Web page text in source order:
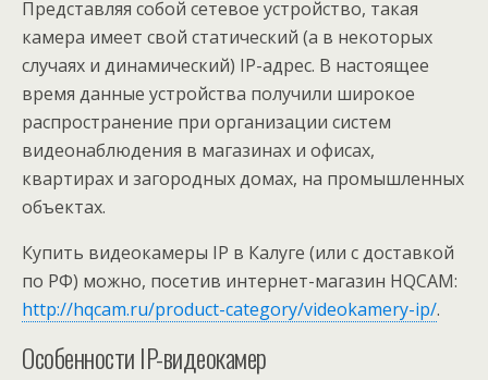
Представляя собой сетевое устройство, такая
камера имеет свой статический (а в некоторых
случаях и динамический) IP-адрес. В настоящее
время данные устройства получили широкое
распространение при организации систем
видеонаблюдения в магазинах и офисах,
квартирах и загородных домах, на промышленных
объектах.
Купить видеокамеры IP в Калуге (или с доставкой
по РФ) можно, посетив интернет-магазин HQCAM:
http://hqcam.ru/product-category/videokamery-ip/.
Особенности IP-видеокамер